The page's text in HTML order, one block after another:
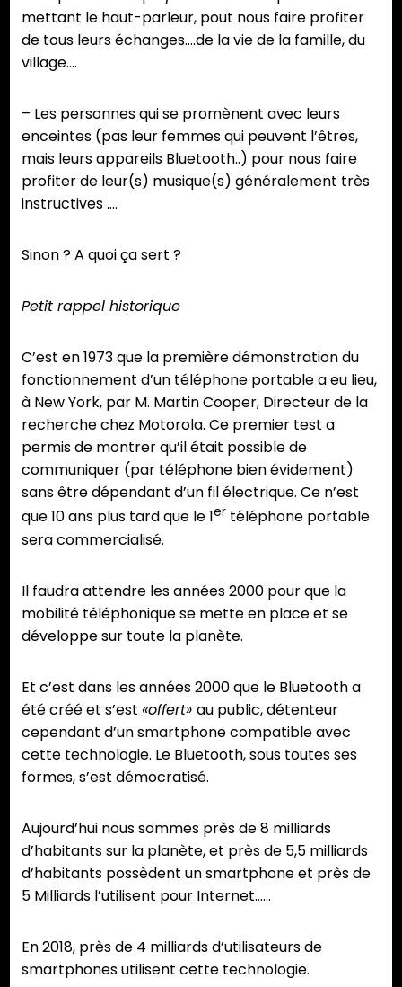
mettant le haut-parleur, pout nous faire profiter
de tous leurs échanges….de la vie de la famille, du
village….
– Les personnes qui se promènent avec leurs
enceintes (pas leur femmes qui peuvent l’êtres,
mais leurs appareils Bluetooth..) pour nous faire
profiter de leur(s) musique(s) généralement très
instructives ….
Sinon ? A quoi ça sert ?
Petit rappel historique
C’est en 1973 que la première démonstration du
fonctionnement d’un téléphone portable a eu lieu,
à New York, par M. Martin Cooper, Directeur de la
recherche chez Motorola. Ce premier test a
permis de montrer qu’il était possible de
communiquer (par téléphone bien évidement)
sans être dépendant d’un fil électrique. Ce n’est
que 10 ans plus tard que le 1er téléphone portable
sera commercialisé.
Il faudra attendre les années 2000 pour que la
mobilité téléphonique se mette en place et se
développe sur toute la planète.
Et c’est dans les années 2000 que le Bluetooth a
été créé et s’est «offert» au public, détenteur
cependant d’un smartphone compatible avec
cette technologie. Le Bluetooth, sous toutes ses
formes, s’est démocratisé.
Aujourd’hui nous sommes près de 8 milliards
d’habitants sur la planète, et près de 5,5 milliards
d’habitants possèdent un smartphone et près de
5 Milliards l’utilisent pour Internet……
En 2018, près de 4 milliards d’utilisateurs de
smartphones utilisent cette technologie.